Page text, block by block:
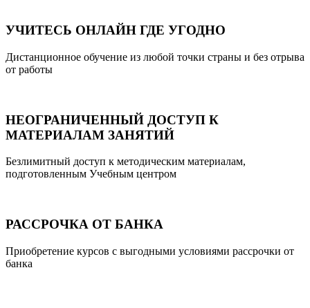
УЧИТЕСЬ ОНЛАЙН ГДЕ УГОДНО
Дистанционное обучение из любой точки страны и без отрыва
от работы
НЕОГРАНИЧЕННЫЙ ДОСТУП К
МАТЕРИАЛАМ ЗАНЯТИЙ
Безлимитный доступ к методическим материалам,
подготовленным Учебным центром
РАССРОЧКА ОТ БАНКА
Приобретение курсов с выгодными условиями рассрочки от
банка